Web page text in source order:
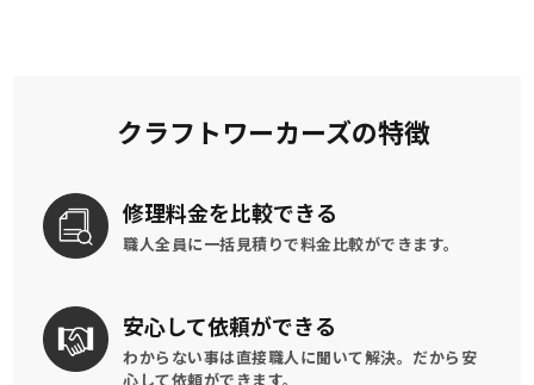
クラフトワーカーズの特徴
修理料金を比較できる
職人全員に一括見積りで料金比較ができます。
安心して依頼ができる
わからない事は直接職人に聞いて解決。 だから安
心して依頼ができます。